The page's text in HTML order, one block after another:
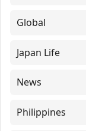
Global
Japan Life
News
Philippines